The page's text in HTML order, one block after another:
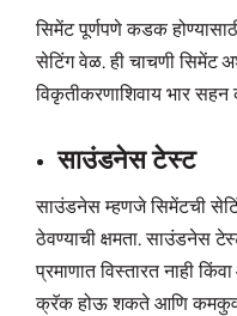
सिमेंट पूर्णपणे कडक
सेटिंग वेळ. ही चाचणी सिमेंट
विकृतीकरणाशिवाय भार
साउंडनेस टेस्ट
साउंडनेस म्हणजे सिमेंटची
ठेवण्याची क्षमता. साउंडनेस
प्रमाणात विस्तारत नाही
क्रॅक होऊ शकते आणि